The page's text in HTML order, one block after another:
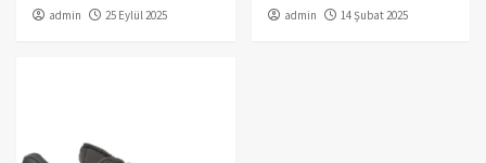
admin 25 Eylül 2025 admin 14 Şubat 2025